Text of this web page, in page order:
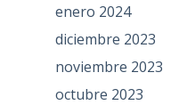
enero 2024
diciembre 2023
noviembre 2023
octubre 2023